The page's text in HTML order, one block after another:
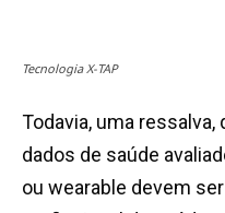
Tecnologia X-TAP
Todavia, uma
dados de saúde
ou wearable devem